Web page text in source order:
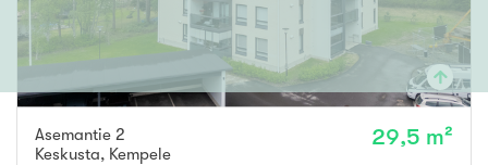
Asemantie 2
Keskusta, Kempele
29,5 m²